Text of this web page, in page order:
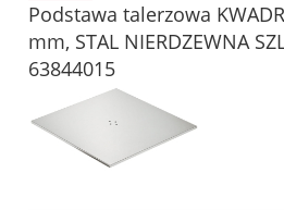
Podstawa talerzowa
mm, STAL NIERDZEWNA
63844015